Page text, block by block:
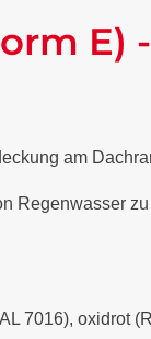
E)
am
Regenwasser
7016), oxidrot